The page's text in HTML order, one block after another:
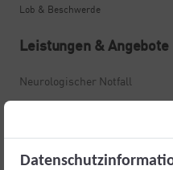
Lob & Beschwerde
Leistungen & Angebote
Neurologischer Notfall
Bewegungsstörungen und